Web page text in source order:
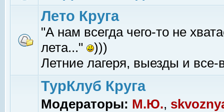
Лето Круга
"А нам всегда чего-то не
лета..."
)))
Летние лагеря, выезды и все-
ТурКлуб Круга
Модераторы: М.Ю.,